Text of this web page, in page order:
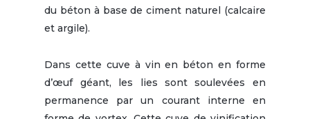
du béton à base de ciment naturel (calcaire
et argile).
Dans cette cuve à vin en béton en forme
d’œuf géant, les lies sont soulevées en
permanence par un courant interne en